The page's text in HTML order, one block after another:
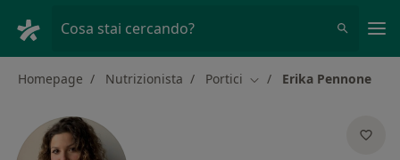
Cosa stai cercando?
Homepage Nutrizionista Portici Cambia città
Erika Pennone